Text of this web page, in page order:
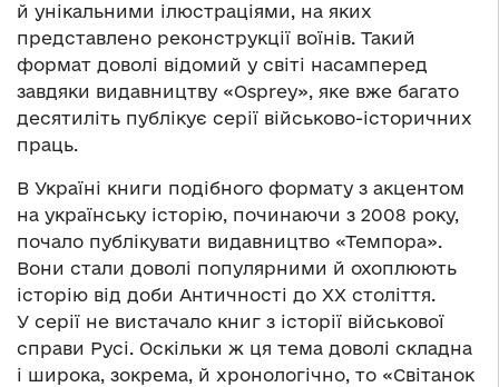
й унікальними ілюстраціями, на яких
представлено реконструкції воїнів. Такий
формат доволі відомий у світі насамперед
завдяки видавництву «Osprey», яке вже багато
десятиліть публікує серії військово-історичних
праць.
В Україні книги подібного формату з акцентом
на українську історію, починаючи з 2008 року,
почало публікувати видавництво «Темпора».
Вони стали доволі популярними й охоплюють
історію від доби Античності до ХХ століття.
У серії не вистачало книг з історії військової
справи Русі. Оскільки ж ця тема доволі складна
і широка, зокрема, й хронологічно, то «Світанок